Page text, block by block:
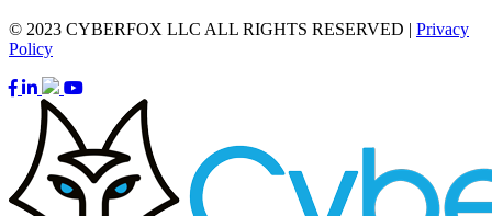
© 2023 CYBERFOX LLC ALL RIGHTS RESERVED | Privacy
Policy